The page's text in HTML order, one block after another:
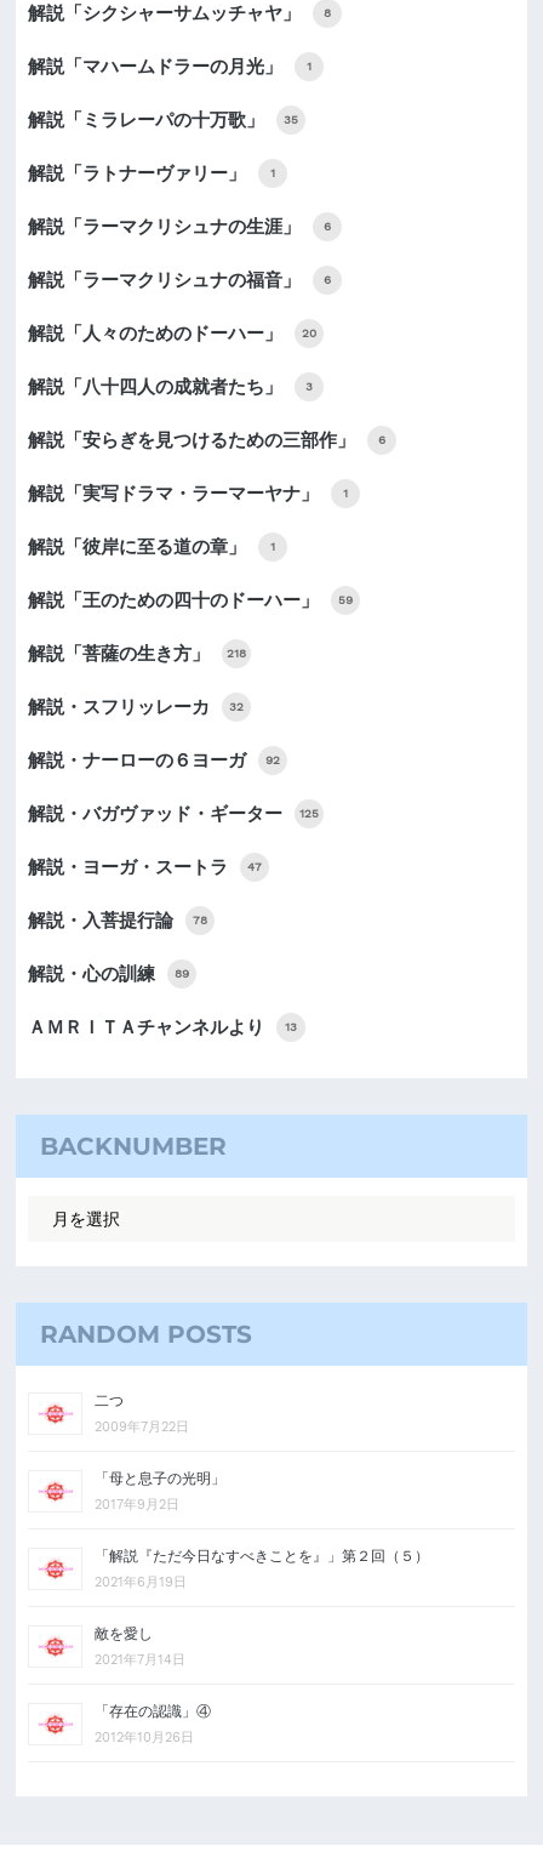
解説「シクシャーサムッチャヤ」 8
解説「マハームドラーの月光」 1
解説「ミラレーパの十万歌」 35
解説「ラトナーヴァリー」 1
解説「ラーマクリシュナの生涯」 6
解説「ラーマクリシュナの福音」 6
解説「人々のためのドーハー」 20
解説「八十四人の成就者たち」 3
解説「安らぎを見つけるための三部作」 6
解説「実写ドラマ・ラーマーヤナ」 1
解説「彼岸に至る道の章」 1
解説「王のための四十のドーハー」 59
解説「菩薩の生き方」 218
解説・スフリッレーカ 32
解説・ナーローの６ヨーガ 92
解説・バガヴァッド・ギーター 125
解説・ヨーガ・スートラ 47
解説・入菩提行論 78
解説・心の訓練 89
ＡＭＲＩＴＡチャンネルより 13
BACKNUMBER
RANDOM POSTS
二つ
2009年7月22日
「母と息子の光明」
2017年9月2日
「解説『ただ今日なすべきことを』」第２回（５）
2021年6月19日
敵を愛し
2021年7月14日
「存在の認識」④
2012年10月26日